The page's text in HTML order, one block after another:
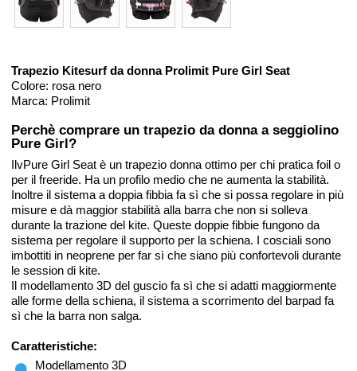
Trapezio Kitesurf da donna Prolimit Pure Girl Seat
Colore: rosa nero
Marca: Prolimit
Perchè comprare un trapezio da donna a seggiolino
Pure Girl?
IlvPure Girl Seat è un trapezio donna ottimo per chi pratica foil o
per il freeride. Ha un profilo medio che ne aumenta la stabilità.
Inoltre il sistema a doppia fibbia fa sì che si possa regolare in più
misure e dà maggior stabilità alla barra che non si solleva
durante la trazione del kite. Queste doppie fibbie fungono da
sistema per regolare il supporto per la schiena. I cosciali sono
imbottiti in neoprene per far sì che siano più confortevoli durante
le session di kite.
Il modellamento 3D del guscio fa sì che si adatti maggiormente
alle forme della schiena, il sistema a scorrimento del barpad fa
sì che la barra non salga.
Caratteristiche:
Modellamento 3D